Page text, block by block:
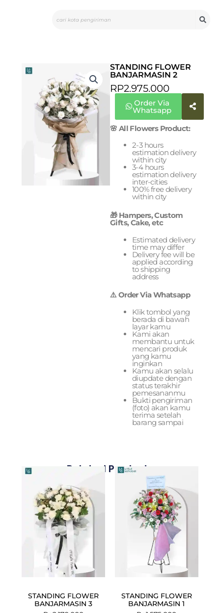
STANDING FLOWER
BANJARMASIN 2
RP2.975.000
Order Via
Whatsapp
🌸 All Flowers Product:
2-3 hours
estimation delivery
within city
3-4 hours
estimation delivery
inter-cities
100% free delivery
within city
🎁 Hampers, Custom
Gifts, Cake, etc
Estimated delivery
time may differ
Delivery fee will be
applied according
to shipping
address
⚠️ Order Via Whatsapp
Klik tombol yang
berada di bawah
layar kamu
Kami akan
membantu untuk
mencari produk
yang kamu
inginkan
Kamu akan selalu
diupdate dengan
status terakhir
pemesananmu
Bukti pengiriman
(foto) akan kamu
terima setelah
barang sampai
Related Products
STANDING FLOWER
BANJARMASIN 3
STANDING FLOWER
BANJARMASIN 1